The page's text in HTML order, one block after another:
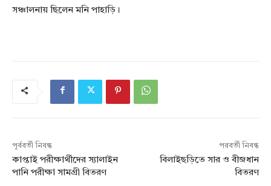
সঞ্চালনায় ছিলেন মনি পাহাড়ি।
পূর্ববর্তী নিবন্ধ
কাপ্তাই পরীক্ষার্থীদের স্যালাইন
পানি পরীক্ষা সামগ্রী বিতরণ
পরবর্তী নিবন্ধ
বিলাইছড়িতে সার ও বীজধান
বিতরণ